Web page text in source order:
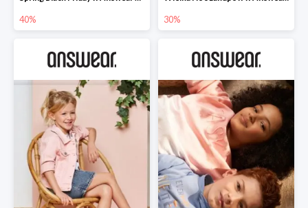
40% 30%